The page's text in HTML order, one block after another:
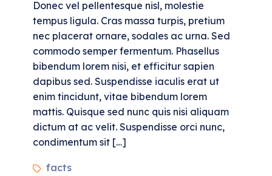
Donec vel pellentesque nisl, molestie
tempus ligula. Cras massa turpis, pretium
nec placerat ornare, sodales ac urna. Sed
commodo semper fermentum. Phasellus
bibendum lorem nisi, et efficitur sapien
dapibus sed. Suspendisse iaculis erat ut
enim tincidunt, vitae bibendum lorem
mattis. Quisque sed nunc quis nisi aliquam
dictum at ac velit. Suspendisse orci nunc,
condimentum sit […]
facts